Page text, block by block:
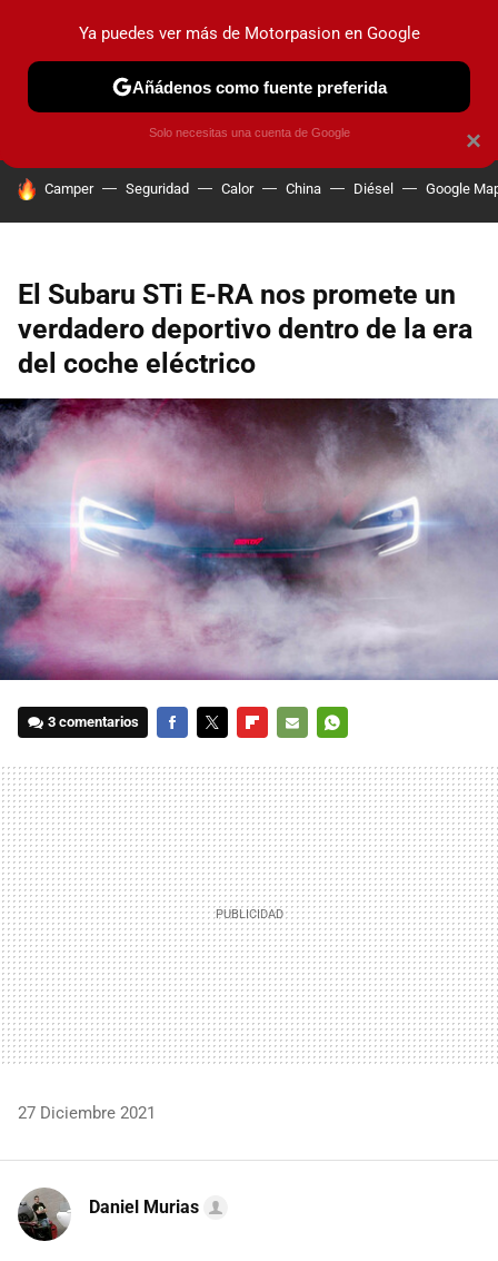
PRUEBAS COCHES ELÉCTRICOS OBSERVATORIO
HOY SE HABLA DE
Camper Seguridad Calor China Diésel Google
El Subaru STi E-RA nos promete un
verdadero deportivo dentro de la era
del coche eléctrico
3 comentarios
MAIL
27 Diciembre 2021
Daniel Murias
×
Ya puedes ver más de Motorpasion en Google
Añádenos como fuente preferida
Solo necesitas una cuenta de Google